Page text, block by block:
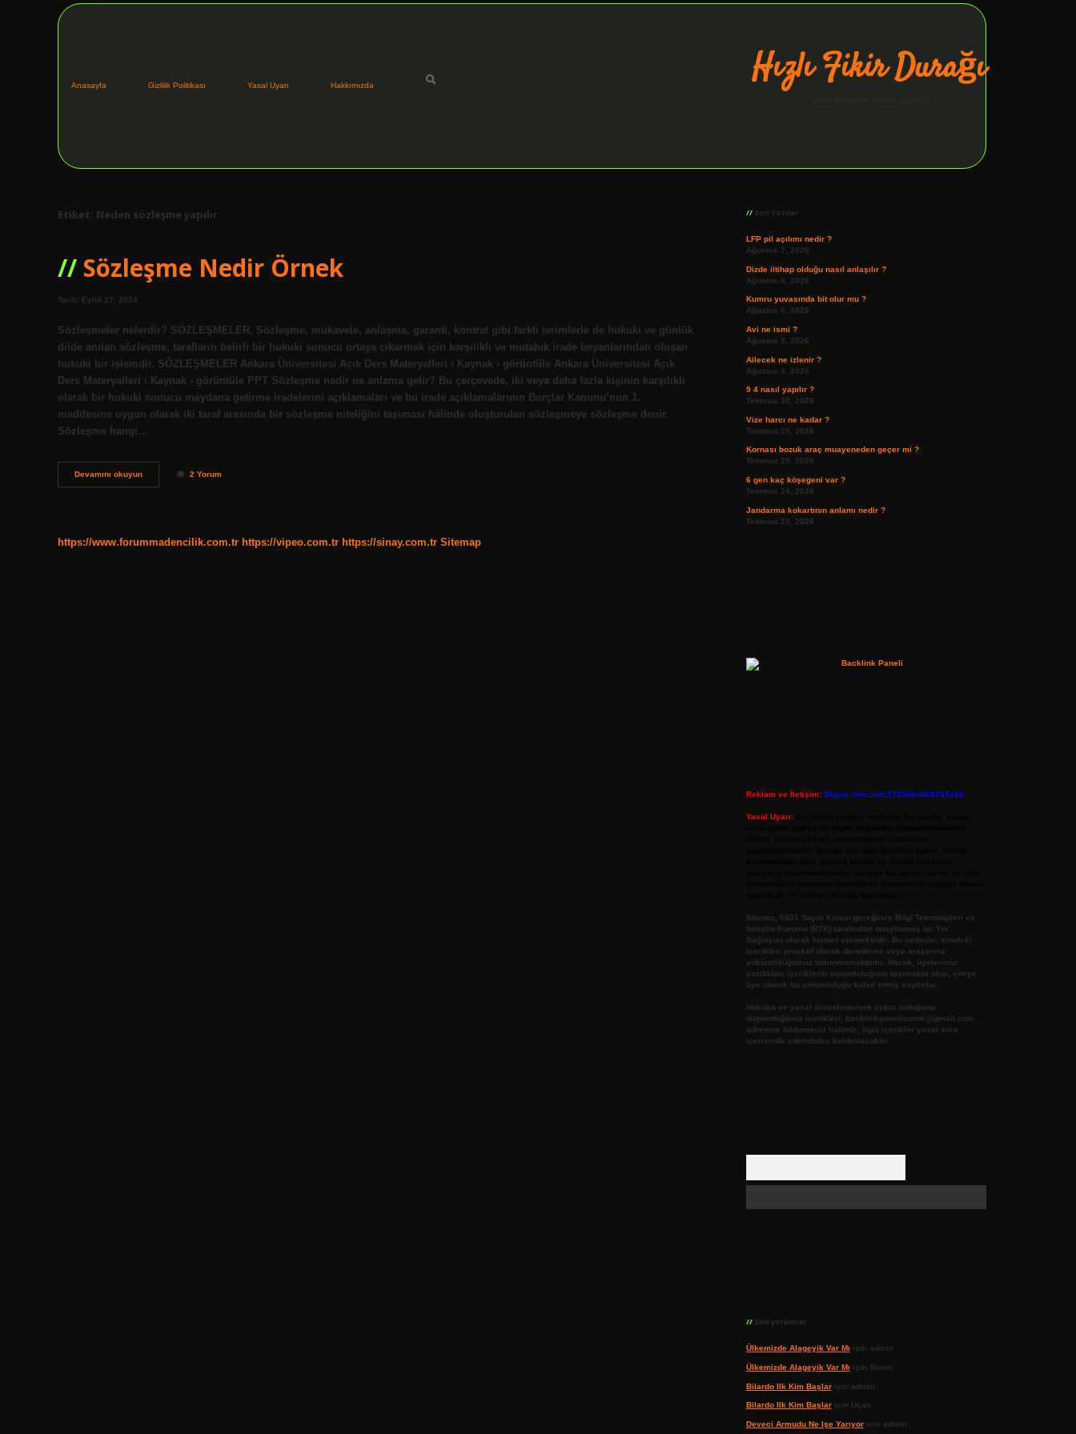
Anasayfa Gizlilik Politikası Yasal Uyarı Hakkımızda Hızlı Fikir Durağı
Etiket: Neden sözleşme yapılır
Sözleşme Nedir Örnek
Tarih: Eylül 27, 2024
Sözleşmeler nelerdir? SÖZLEŞMELER. Sözleşme, mukavele, anlaşma, garanti, kontrat gibi farklı terimlerle de hukuki ve günlük
dilde anılan sözleşme, tarafların belirli bir hukuki sonucu ortaya çıkarmak için karşılıklı ve mutabık irade beyanlarından oluşan
hukuki bir işlemdir. SÖZLEŞMELER Ankara Üniversitesi Açık Ders Materyalleri › Kaynak › görüntüle Ankara Üniversitesi Açık
Ders Materyalleri › Kaynak › görüntüle PPT Sözleşme nedir ne anlama gelir? Bu çerçevede, iki veya daha fazla kişinin karşılıklı
olarak bir hukuki sonucu meydana getirme iradelerini açıklamaları ve bu irade açıklamalarının Borçlar Kanunu’nun 1.
maddesine uygun olarak iki taraf arasında bir sözleşme niteliğini taşıması hâlinde oluşturulan sözleşmeye sözleşme denir.
Sözleşme hangi…
Devamını okuyunSözleşme
Nedir
2 Yorum
https://www.forummadencilik.com.tr https://vipeo.com.tr https://sinay.com.tr Sitemap
Son Yazılar
LFP pil açılımı nedir ?
Ağustos 7, 2026
Dizde iltihap olduğu nasıl anlaşılır ?
Ağustos 6, 2026
Kumru yuvasında bit olur mu ?
Ağustos 6, 2026
Avi ne ismi ?
Ağustos 5, 2026
Ailecek ne izlenir ?
Ağustos 3, 2026
9 4 nasıl yapılır ?
Temmuz 30, 2026
Vize harcı ne kadar ?
Temmuz 29, 2026
Kornası bozuk araç muayeneden geçer mi ?
Temmuz 25, 2026
6 gen kaç köşegeni var ?
Temmuz 24, 2026
Jandarma kokartının anlamı nedir ?
Temmuz 23, 2026
Reklam ve İletişim: Skype: live:.cid.575569c608265c69
Yasal Uyarı:
Sitemiz, 5651 Sayılı Kanun gereğince Bilgi Teknolojileri ve
İletişim Kurumu (BTK) tarafından onaylanmış bir Yer
Sağlayıcı olarak hizmet vermektedir. Bu nedenle, sitedeki
içerikleri proaktif olarak denetleme veya araştırma
yükümlülüğümüz bulunmamaktadır. Ancak, üyelerimiz
yazdıkları içeriklerin sorumluluğunu taşımakta olup, siteye
üye olarak bu sorumluluğu kabul etmiş sayılırlar.
Hukuka ve yasal düzenlemelere aykırı olduğunu
düşündüğünüz içerikleri,
backlinkpanelicomtr@gmail.com
adresine bildirmeniz halinde, ilgili içerikler yasal süre
içerisinde sitemizden kaldırılacaktır.
Son yorumlar
Ülkemizde Alageyik Var Mı için admin
Ülkemizde Alageyik Var Mı için Sinan
Bilardo Ilk Kim Başlariçin admin
Bilardo Ilk Kim Başlariçin Uçan
Deveci Armudu Ne Işe Yarıyoriçin admin